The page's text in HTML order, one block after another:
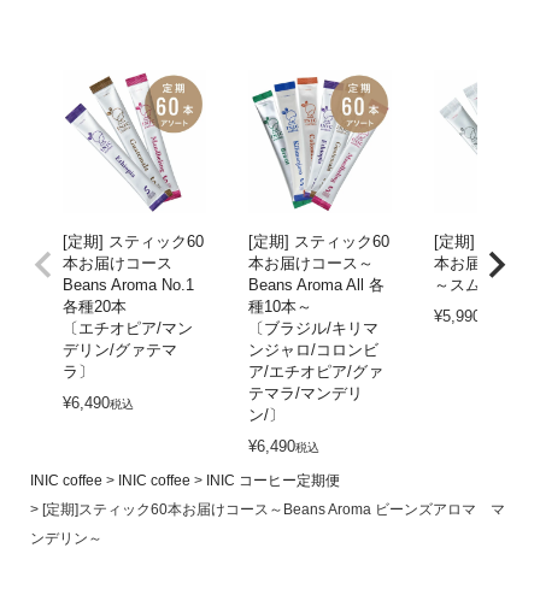
[定期] スティック60
本お届けコース
Beans Aroma No.1
各種20本
〔エチオピア/マン
デリン/グァテマ
ラ〕
¥6,490税込
[定期] スティック60
本お届けコース～
Beans Aroma All 各
種10本～
〔ブラジル/キリマ
ンジャロ/コロンビ
ア/エチオピア/グァ
テマラ/マンデリ
ン/〕
¥6,490税込
[定期] スティ
本お届けコー
～スムースア
¥5,990
INIC coffee INIC coffee
INIC コーヒー定期便
[定期]スティック60本お届けコース～Beans Aroma ビーンズアロマ マ
ンデリン～